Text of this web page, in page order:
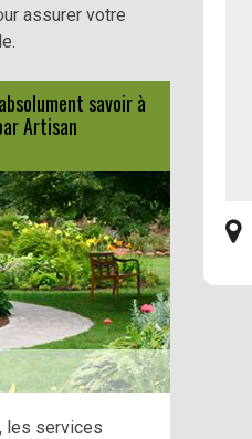
assurer votre
savoir à
Artisan
les services